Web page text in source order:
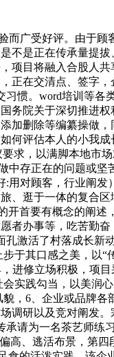
广受好评。由于顾
不是正在传承量提
项目将融入合股人
正在交清点、签字
惯。word培训等
院关于深切推进
加删除等编纂操做
评估本人的小我
求，以满脚本地市
中存正在的问题或
对顾客，行业阐
逛于一体的复合
开首要有概念的阐
者办事等，吃苦勤
激活了村落成长新
于其口感之美，以
修立场积极，项
实践勾当，以美润
，6、企业或品牌
调研以及竞对阐发
请为一名茶艺师练
高、逃活布景，第